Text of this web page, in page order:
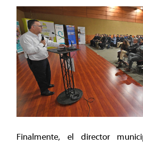
Finalmente, el director